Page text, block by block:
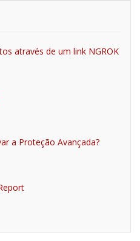
através de um link NGROK
a Proteção Avançada?